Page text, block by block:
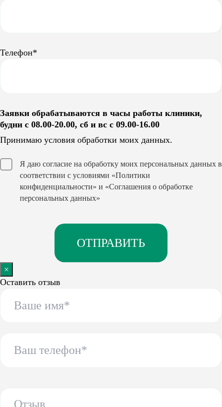
Телефон*
Заявки обрабатываются в часы работы клиники,
будни с 08.00-20.00, сб и вс с 09.00-16.00
Принимаю условия обработки моих данных.
Я даю согласие на обработку моих персональных данных в
соответствии с условиями «Политики
конфиденциальности» и «Соглашения о обработке
персональных данных»
×
Оставить отзыв